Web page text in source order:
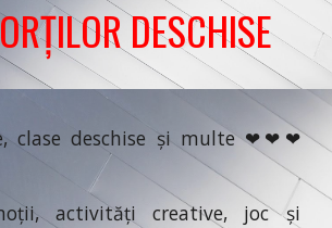
DESCHISE
clase deschise și multe ❤❤❤
activități creative, joc și